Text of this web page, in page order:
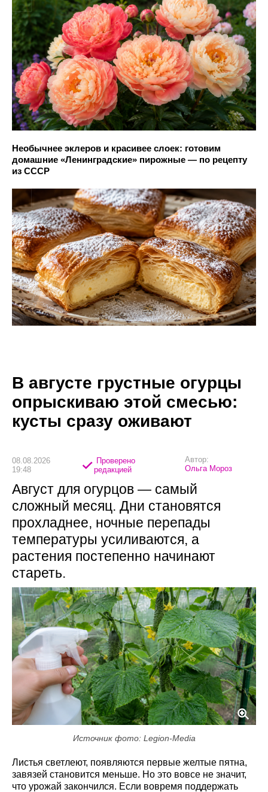
Необычнее эклеров и красивее слоек: готовим
домашние «Ленинградские» пирожные — по рецепту
из СССР
В августе грустные огурцы
опрыскиваю этой смесью:
кусты сразу оживают
08.08.2026
19:48
Проверено
редакцией
Автор:
Ольга Мороз
Август для огурцов — самый
сложный месяц. Дни становятся
прохладнее, ночные перепады
температуры усиливаются, а
растения постепенно начинают
стареть.
Источник фото: Legion-Media
Листья светлеют, появляются первые желтые пятна,
завязей становится меньше. Но это вовсе не значит,
что урожай закончился. Если вовремя поддержать